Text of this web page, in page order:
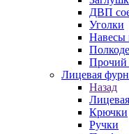
ДВП
Уголки
Навесы
Прочий
Лицевая
Назад
Крючки
Ручки